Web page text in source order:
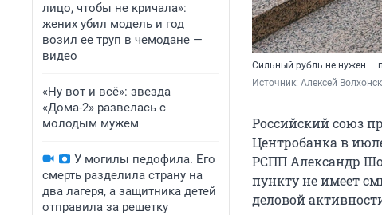
лицо, чтобы не кричала»:
жених убил модель и год
возил ее труп в чемодане —
видео
«Ну вот и всё»: звезда
«Дома-2» развелась с
молодым мужем
У могилы педофила. Его
смерть разделила страну на
два лагеря, а защитника детей
отправила за решетку
Сильный рубль не нужен —
Источник: Алексей
Российский союз
Центробанка в
РСПП Александр
пункту не имеет
деловой